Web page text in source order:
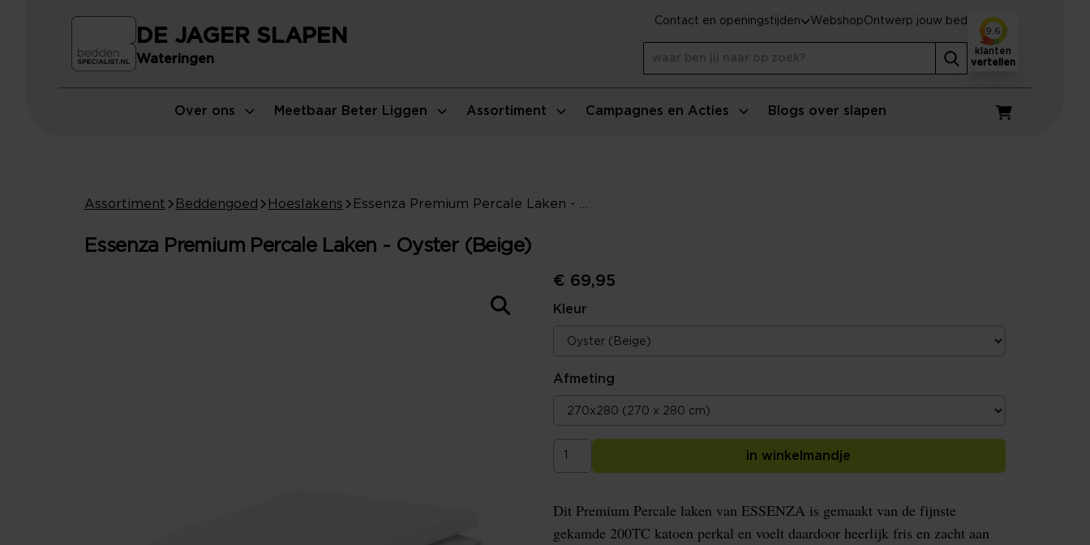
Over ons Meetbaar Beter Liggen Assortiment Campagnes en Acties Blogs over slapen
Winkelwagen
DE JAGER SLAPEN
Wateringen
Contact en openingstijden WebshopOntwerp jouw bed
9,6
klanten
vertellen
Assortiment Beddengoed Hoeslakens
Essenza Premium Percale Laken - Oyster (Beige)
€ 69,95
Kleur
Afmeting
in winkelmandje
Dit Premium Percale laken van ESSENZA is gemaakt van de fijnste
gekamde 200TC katoen perkal en voelt daardoor heerlijk fris en zacht aan